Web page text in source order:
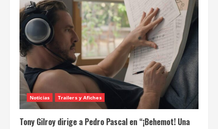
Noticias Trailers y Afiches
Tony Gilroy dirige a Pedro Pascal en “¡Behemot! Una